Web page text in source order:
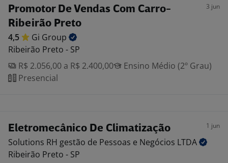
Promotor De Vendas Com Carro-
Ribeirão Preto
3 jun
4,5 Gi Group
Ribeirão Preto - SP
R$ 2.056,00 a R$ 2.400,00
Ensino Médio (2º Grau)
Presencial
Eletromecânico De Climatização 1 jun
Solutions RH gestão de Pessoas e Negócios LTDA
Ribeirão Preto - SP